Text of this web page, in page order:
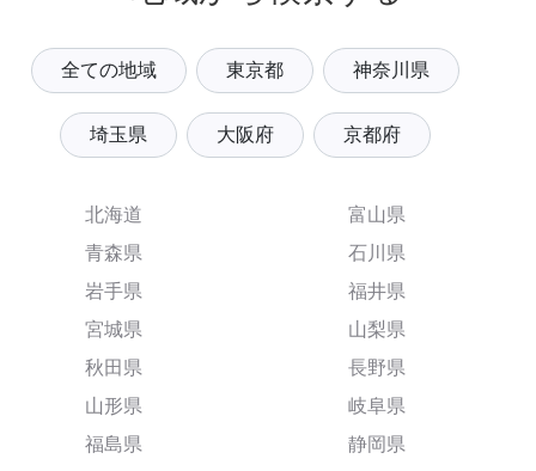
全ての地域 東京都 神奈川県
埼玉県 大阪府 京都府
北海道
青森県
岩手県
宮城県
秋田県
山形県
福島県
富山県
石川県
福井県
山梨県
長野県
岐阜県
静岡県